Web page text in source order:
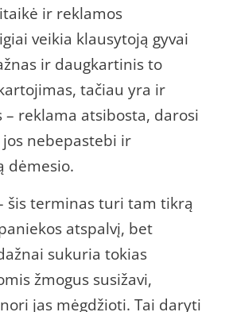
ir reklamos
veikia klausytoją gyvai
ir daugkartinis to
tačiau yra ir
reklama atsibosta, darosi
nebepastebi ir
dėmesio.
šis terminas turi tam tikrą
atspalvį, bet
sukuria tokias
žmogus susižavi,
jas mėgdžioti. Tai daryti